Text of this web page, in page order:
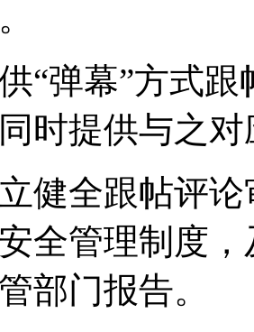
供“弹幕”方式
时提供与之
立健全跟帖评
全管理制度
部门报告。